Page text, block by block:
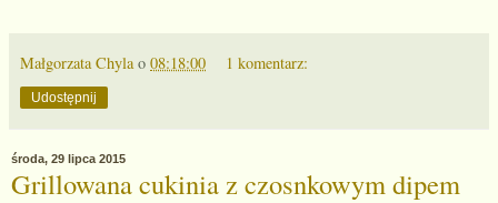
Małgorzata Chyla o 08:18:00 1 komentarz:
Udostępnij
środa, 29 lipca 2015
Grillowana cukinia z czosnkowym dipem